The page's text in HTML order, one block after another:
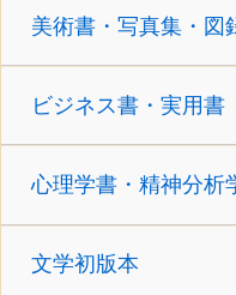
美術書・写真集・図
ビジネス書・実用書
心理学書・精神分析
文学初版本